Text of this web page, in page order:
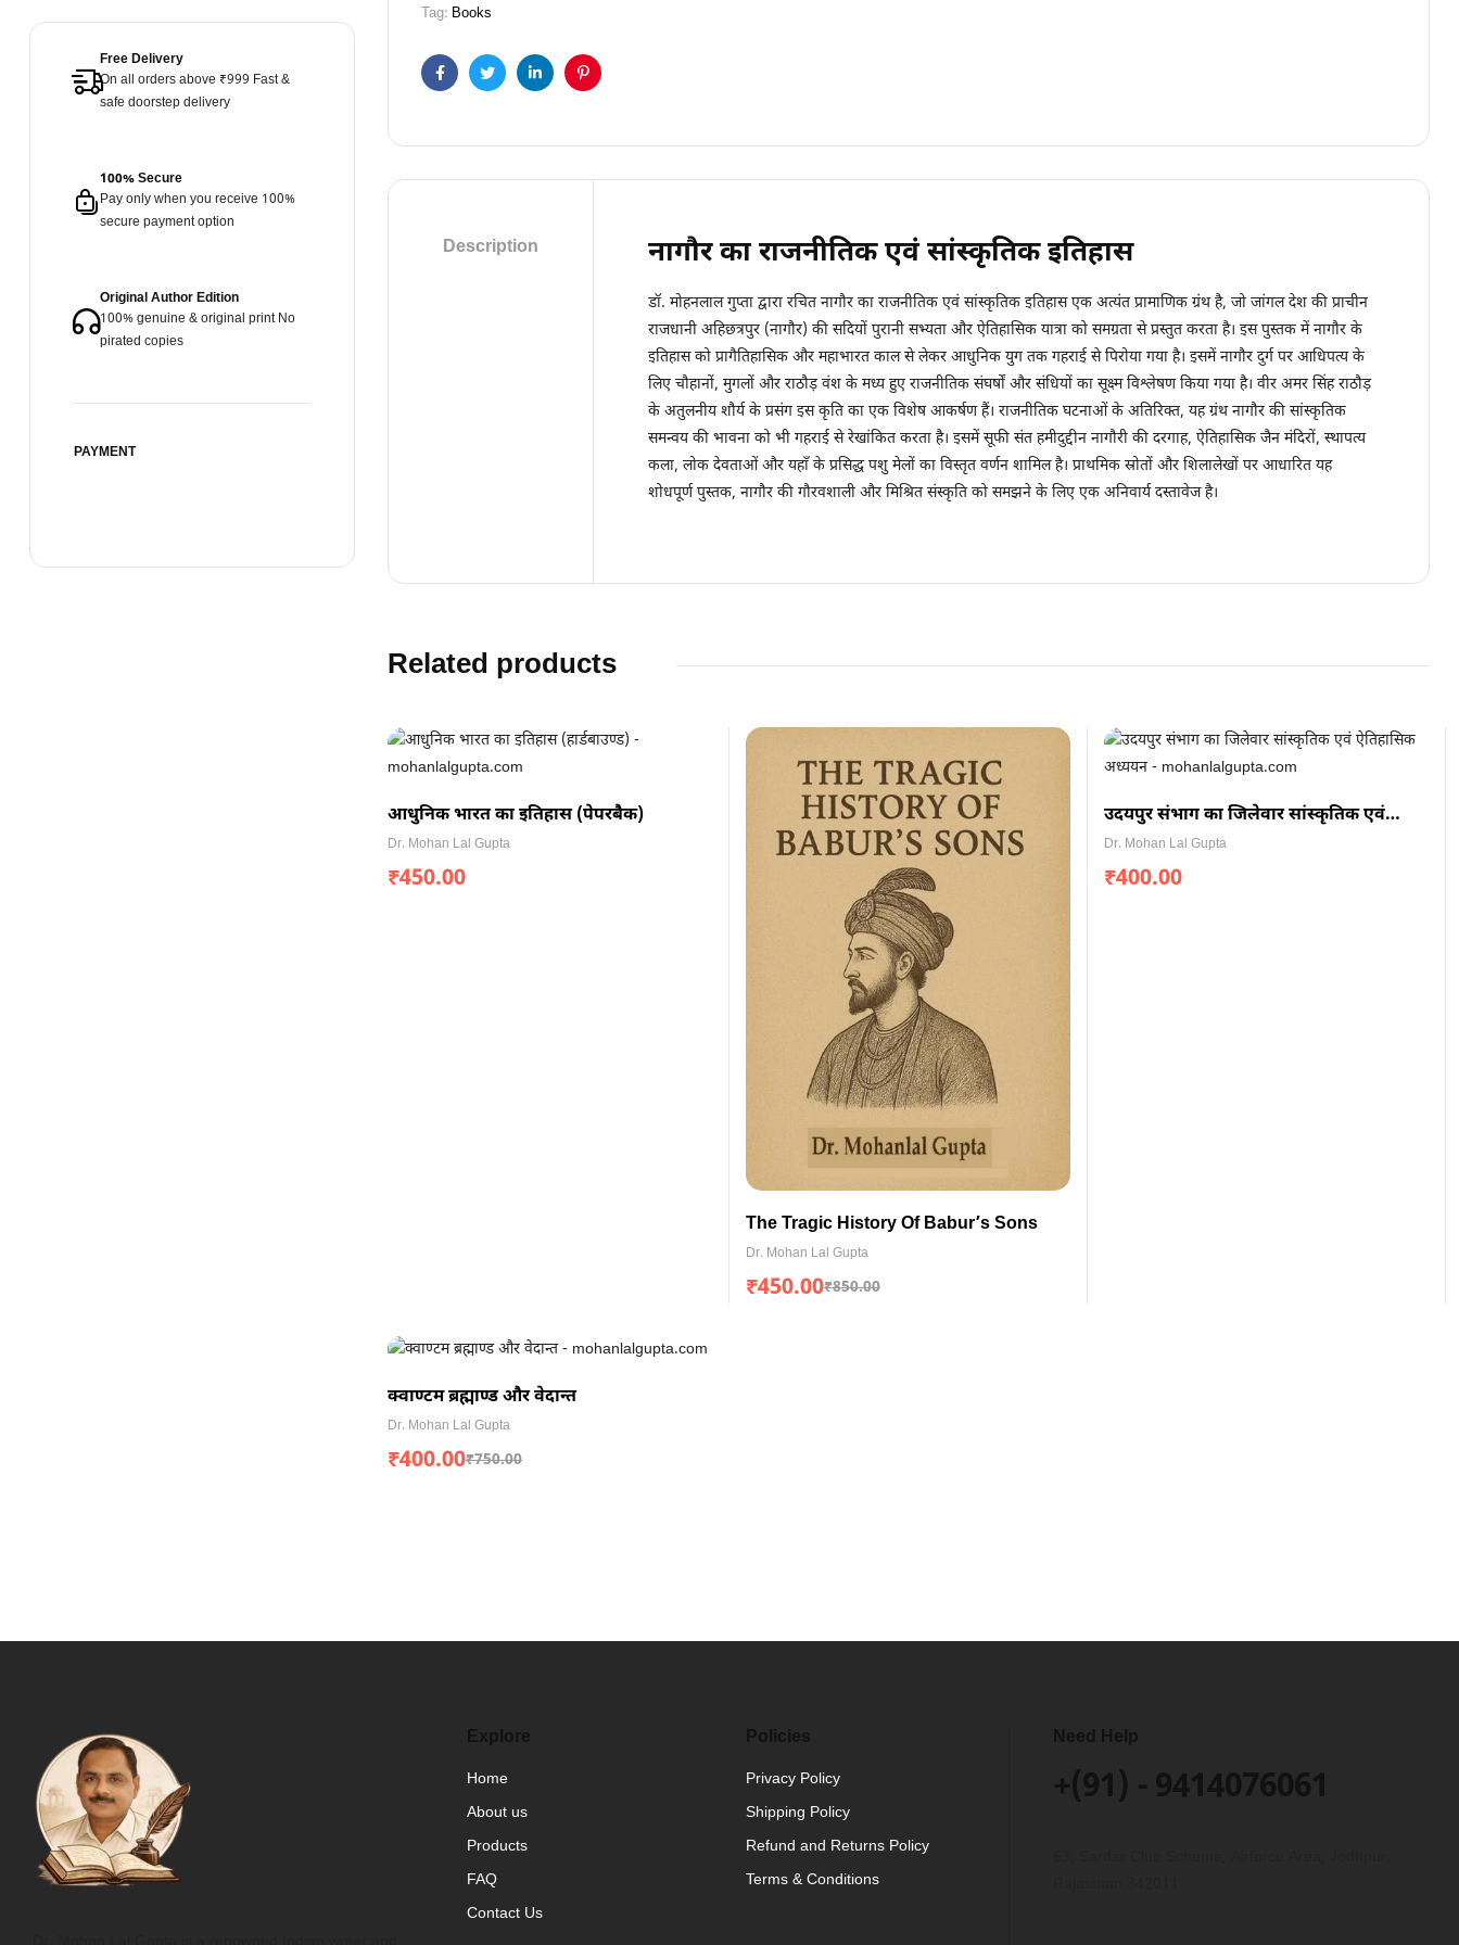
Tag: Books
FacebookTwitterLinkedinPinterest
Description नागौर का राजनीतिक एवं सांस्कृतिक इतिहास
डॉ. मोहनलाल गुप्ता द्वारा रचित नागौर का राजनीतिक एवं सांस्कृतिक इतिहास एक अत्यंत प्रामाणिक ग्रंथ है, जो जांगल देश की प्राचीन
राजधानी अहिछत्रपुर (नागौर) की सदियों पुरानी सभ्यता और ऐतिहासिक यात्रा को समग्रता से प्रस्तुत करता है। इस पुस्तक में नागौर के
इतिहास को प्रागैतिहासिक और महाभारत काल से लेकर आधुनिक युग तक गहराई से पिरोया गया है। इसमें नागौर दुर्ग पर आधिपत्य के
लिए चौहानों, मुगलों और राठौड़ वंश के मध्य हुए राजनीतिक संघर्षों और संधियों का सूक्ष्म विश्लेषण किया गया है। वीर अमर सिंह राठौड़
के अतुलनीय शौर्य के प्रसंग इस कृति का एक विशेष आकर्षण हैं। राजनीतिक घटनाओं के अतिरिक्त, यह ग्रंथ नागौर की सांस्कृतिक
समन्वय की भावना को भी गहराई से रेखांकित करता है। इसमें सूफी संत हमीदुद्दीन नागौरी की दरगाह, ऐतिहासिक जैन मंदिरों, स्थापत्य
कला, लोक देवताओं और यहाँ के प्रसिद्ध पशु मेलों का विस्तृत वर्णन शामिल है। प्राथमिक स्रोतों और शिलालेखों पर आधारित यह
शोधपूर्ण पुस्तक, नागौर की गौरवशाली और मिश्रित संस्कृति को समझने के लिए एक अनिवार्य दस्तावेज है।
Related products
आधुनिक भारत का इतिहास (पेपरबैक)
Dr. Mohan Lal Gupta
₹450.00
The Tragic History Of Babur’s Sons
Dr. Mohan Lal Gupta
₹850.00
₹450.00
उदयपुर संभाग का जिलेवार सांस्कृतिक एवं
ऐतिहासिक अध्ययन
Dr. Mohan Lal Gupta
₹400.00
क्वाण्टम ब्रह्माण्ड और वेदान्त
Dr. Mohan Lal Gupta
₹750.00
₹400.00
Free Delivery
On all orders above ₹999 Fast &
safe doorstep delivery
100% Secure
Pay only when you receive 100%
secure payment option
Original Author Edition
100% genuine & original print No
pirated copies
PAYMENT
Explore
Home
About us
Products
FAQ
Contact Us
Policies
Privacy Policy
Shipping Policy
Refund and Returns Policy
Terms & Conditions
Need Help
+(91) - 9414076061